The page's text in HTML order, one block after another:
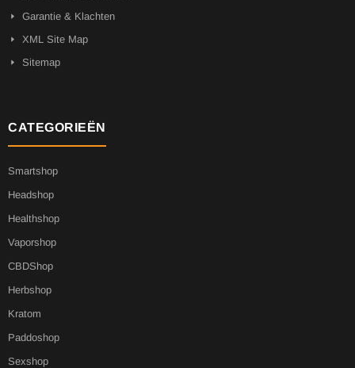
Garantie & Klachten
XML Site Map
Sitemap
CATEGORIEËN
Smartshop
Headshop
Healthshop
Vaporshop
CBDShop
Herbshop
Kratom
Paddoshop
Sexshop